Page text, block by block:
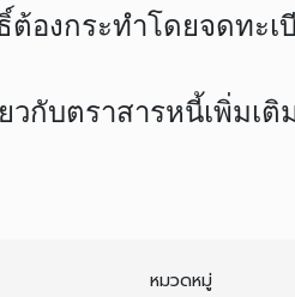
องกระทำโดยจดทะเ
วกับตราสารหนี้เพิ่มเติ
หมวดหมู่